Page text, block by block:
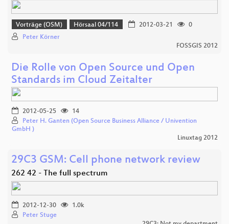
Vorträge (OSM) Hörsaal 04/114 2012-03-21
0
Peter Körner
FOSSGIS 2012
Die Rolle von Open Source und Open
Standards im Cloud Zeitalter
2012-05-25
14
Peter H. Ganten (Open Source Business Alliance / Univention
GmbH )
Linuxtag 2012
29C3 GSM: Cell phone network review
262 42 - The full spectrum
2012-12-30
1.0k
Peter Stuge